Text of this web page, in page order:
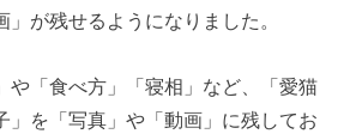
」が残せるようになりました。
や「食べ方」「寝相」など、「愛猫
」を「写真」や「動画」に残してお